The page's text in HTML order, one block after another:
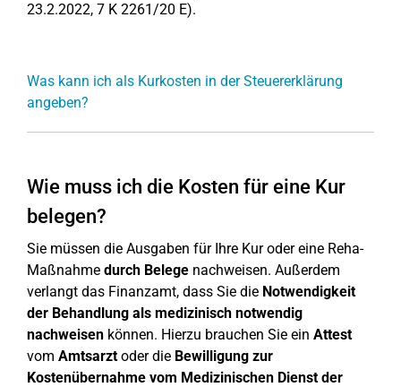
23.2.2022, 7 K 2261/20 E).
Was kann ich als Kurkosten in der Steuererklärung
angeben?
Wie muss ich die Kosten für eine Kur
belegen?
Sie müssen die Ausgaben für Ihre Kur oder eine Reha-
Maßnahme durch Belege nachweisen. Außerdem
verlangt das Finanzamt, dass Sie die Notwendigkeit
der Behandlung als medizinisch notwendig
nachweisen können. Hierzu brauchen Sie ein Attest
vom Amtsarztoder die Bewilligung zur
Kostenübernahme vom Medizinischen Dienst der